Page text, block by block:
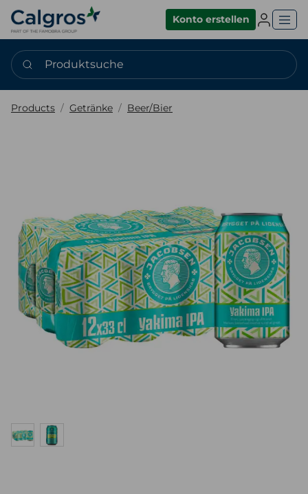
Konto erstellen
Produktsuche
Products Getränke Beer/Bier